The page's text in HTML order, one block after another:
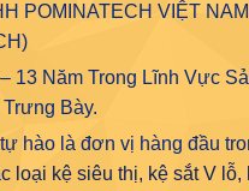
POMINATECH VIỆT NAM
13 Năm Trong Lĩnh Vực
Bày.
hào là đơn vị hàng đầu
loại kệ siêu thị, kệ sắt V lỗ,